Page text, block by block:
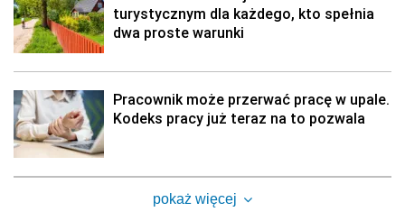
turystycznym dla każdego, kto spełnia
dwa proste warunki
Pracownik może przerwać pracę w upale.
Kodeks pracy już teraz na to pozwala
pokaż więcej